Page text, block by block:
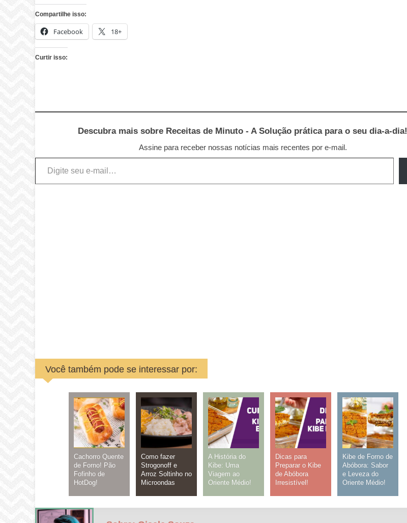
Compartilhe isso:
Facebook 18+
Curtir isso:
Descubra mais sobre Receitas de Minuto - A Solução prática para o seu dia-a-dia!
Assine para receber nossas notícias mais recentes por e-mail.
Digite seu e-mail…
Você também pode se interessar por:
Cachorro Quente
de Forno! Pão
Fofinho de
HotDog!
Como fazer
Strogonoff e
Arroz Soltinho no
Microondas
A História do
Kibe: Uma
Viagem ao
Oriente Médio!
Dicas para
Preparar o Kibe
de Abóbora
Irresistível!
Kibe de Forno de
Abóbora: Sabor
e Leveza do
Oriente Médio!